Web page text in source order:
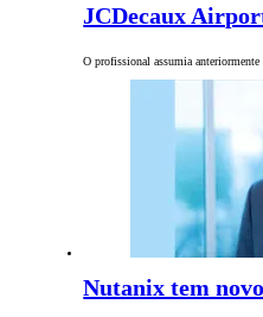
JCDecaux
O profissional assumia
Nutanix tem